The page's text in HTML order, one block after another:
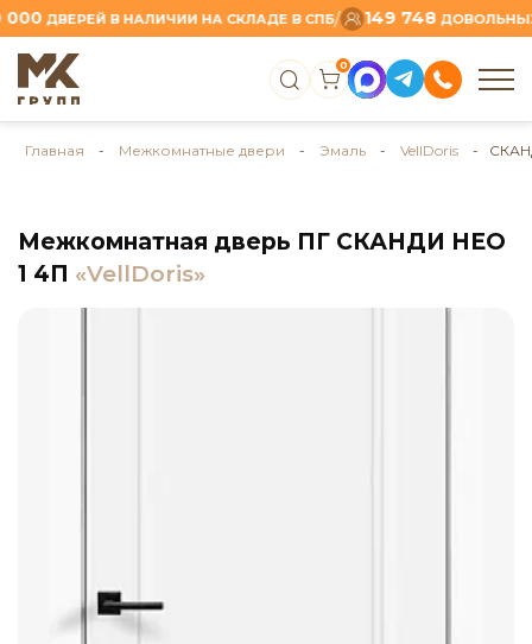
ДВЕРЕЙ В НАЛИЧИИ НА СКЛАДЕ В СПБ/ 149 748 ДОВОЛЬНЫХ
0
Главная - Межкомнатные двери - Эмаль - VellDoris -
Межкомнатная дверь ПГ СКАНДИ НЕО
1 4П «VellDoris»